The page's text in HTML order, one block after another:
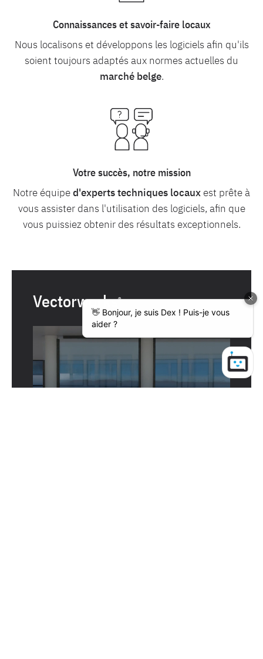
Connaissances et savoir-faire locaux
Nous localisons et développons les logiciels afin qu'ils
soient toujours adaptés aux normes actuelles du
marché belge.
Votre succès, notre mission
Notre équiped'experts techniques locaux est prête à
vous assister dans l'utilisation des logiciels, afin que
vous puissiez obtenir des résultats exceptionnels.
Vectorworks®